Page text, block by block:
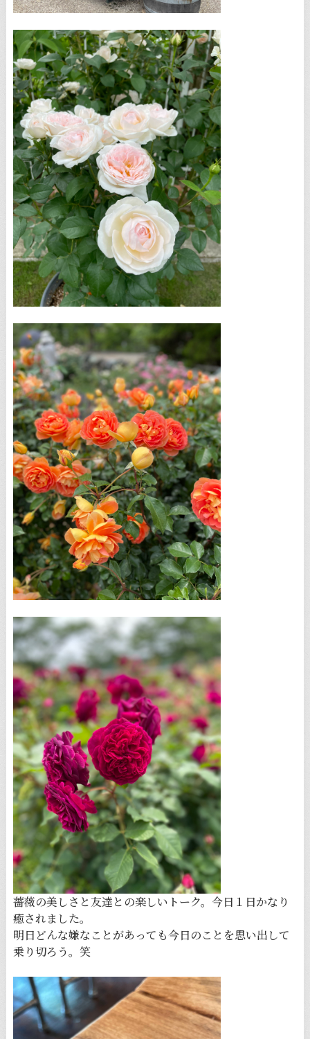
薔薇の美しさと友達との楽しいトーク。今日１日かなり
癒されました。
明日どんな嫌なことがあっても今日のことを思い出して
乗り切ろう。笑